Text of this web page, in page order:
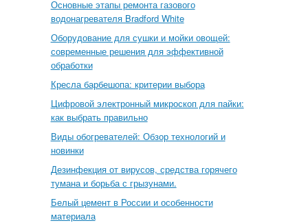
Основные этапы ремонта газового
водонагревателя Bradford White
Оборудование для сушки и мойки овощей:
современные решения для эффективной
обработки
Кресла барбешопа: критерии выбора
Цифровой электронный микроскоп для пайки:
как выбрать правильно
Виды обогревателей: Обзор технологий и
новинки
Дезинфекция от вирусов, средства горячего
тумана и борьба с грызунами.
Белый цемент в России и особенности
материала